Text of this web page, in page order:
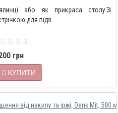
або як прикраса столу.Зі
для підв..
грн
КУПИТИ